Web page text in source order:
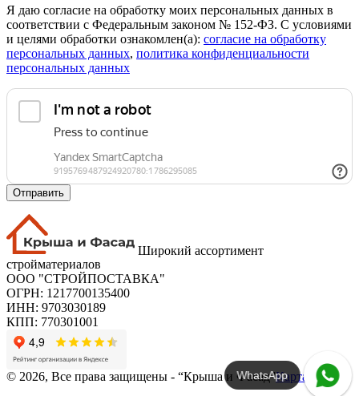
Я даю согласие на обработку моих персональных данных в
соответствии с Федеральным законом № 152-ФЗ. С условиями
и целями обработки ознакомлен(а): cогласие на обработку
персональных данных, политика конфиденциальности
персональных данных
Отправить
Широкий ассортимент
стройматериалов
ООО "СТРОЙПОСТАВКА"
ОГРН: 1217700135400
ИНН: 9703030189
КПП: 770301001
© 2026, Все права защищены - “Крыша и Фасад”Карта сайта
WhatsApp